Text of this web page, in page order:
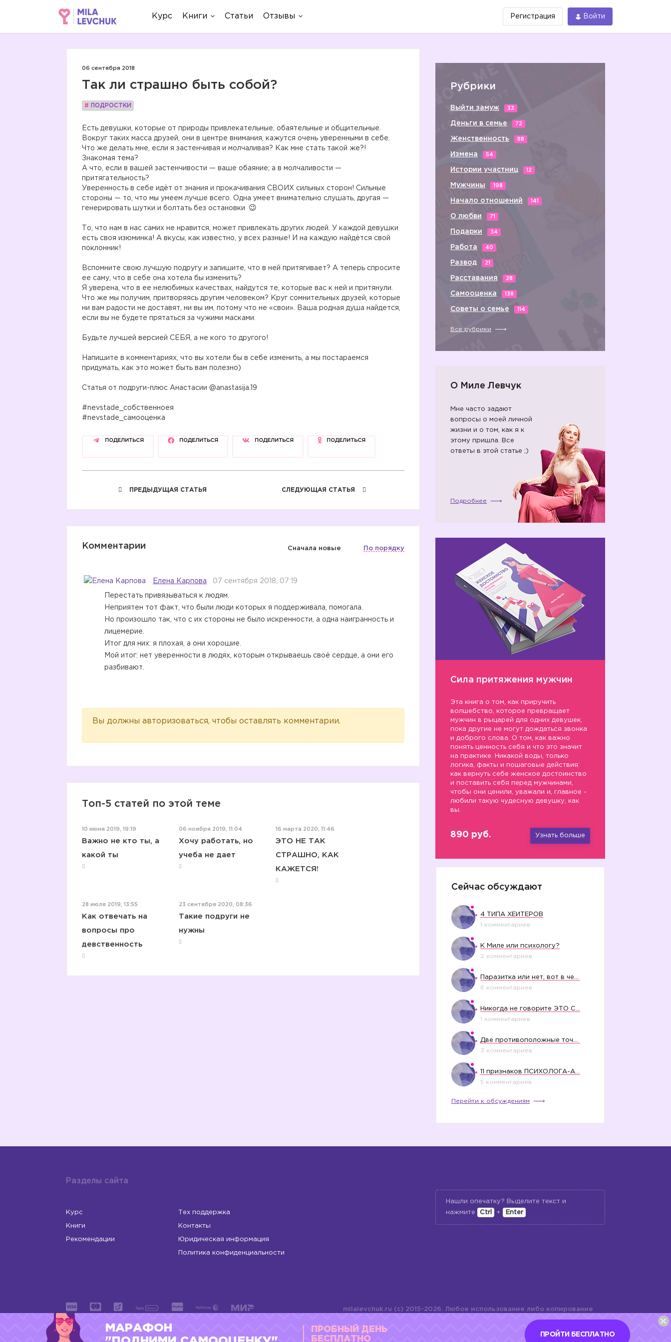
Курс Книги Статьи Отзывы Регистрация Войти
06 сентября 2018
Так ли страшно быть собой?
# ПОДРОСТКИ
Есть девушки, которые от природы привлекательные, обаятельные и общительные.
Вокруг таких масса друзей, они в центре внимания, кажутся очень уверенными в себе.
Что же делать мне, если я застенчивая и молчаливая? Как мне стать такой же?! ⠀
Знакомая тема?
А что, если в вашей застенчивости — ваше обаяние; а в молчаливости —
притягательность?
Уверенность в себе идёт от знания и прокачивания СВОИХ сильных сторон! Сильные
стороны — то, что мы умеем лучше всего. Одна умеет внимательно слушать, другая —
генерировать шутки и болтать без остановки
То, что нам в нас самих не нравится, может привлекать других людей. У каждой девушки
есть своя изюминка! А вкусы, как известно, у всех разные! И на каждую найдётся свой
поклонник!
Вспомните свою лучшую подругу и запишите, что в ней притягивает? А теперь спросите
ее саму, что в себе она хотела бы изменить?
Я уверена, что в ее нелюбимых качествах, найдутся те, которые вас к ней и притянули.
Что же мы получим, притворяясь другим человеком? Круг сомнительных друзей, которые
ни вам радости не доставят, ни вы им, потому что не «свои». Ваша родная душа найдется,
если вы не будете прятаться за чужими масками.
Будьте лучшей версией СЕБЯ, а не кого то другого!
Напишите в комментариях, что вы хотели бы в себе изменить, а мы постараемся
придумать, как это может быть вам полезно)
Статья от подруги-плюс Анастасии @anastasija.19
#nevstade_собственноея
#nevstade_самооценка
ПОДЕЛИТЬСЯ ПОДЕЛИТЬСЯ ПОДЕЛИТЬСЯ ПОДЕЛИТЬСЯ
ПРЕДЫДУЩАЯ СТАТЬЯ СЛЕДУЮЩАЯ СТАТЬЯ
Комментарии Сначала новые По порядку
Елена Карпова 07 сентября 2018, 07:19
Перестать привязываться к людям.
Неприятен тот факт, что были люди которых я поддерживала, помогала.
Но произошло так, что с их стороны не было искренности, а одна наигранность и
лицемерие.
Итог для них: я плохая, а они хорошие.
Мой итог: нет уверенности в людях, которым открываешь своё сердце, а они его
разбивают.
Вы должны авторизоваться, чтобы оставлять комментарии.
Топ-5 статей по этой теме
10 июня 2019, 19:19
Важно не кто ты, а
какой ты
06 ноября 2019, 11:04
Хочу работать, но
учеба не дает
16 марта 2020, 11:46
ЭТО НЕ ТАК
СТРАШНО, КАК
КАЖЕТСЯ!
28 июля 2019, 13:55
Как отвечать на
вопросы про
девственность
23 сентября 2020, 08:36
Такие подруги не
нужны
Рубрики
Выйти замуж 33
Деньги в семье 72
Женственность 88
Измена 54
Истории участниц 12
Мужчины 198
Начало отношений 141
О любви 71
Подарки 34
Работа 40
Развод 21
Расставания 28
Самооценка 138
Советы о семье 114
Все рубрики
О Миле Левчук
Мне часто задают
вопросы о моей личной
жизни и о том, как я к
этому пришла. Все
ответы в этой статье ;)
Подробнее
Сила притяжения мужчин
Эта книга о том, как приручить
волшебство, которое превращает
мужчин в рыцарей для одних девушек,
пока другие не могут дождаться звонка
и доброго слова. О том, как важно
понять ценность себя и что это значит
на практике. Никакой воды, только
логика, факты и пошаговые действия:
как вернуть себе женское достоинство
и поставить себя перед мужчинами,
чтобы они ценили, уважали и, главное -
любили такую чудесную девушку, как
вы.
890 руб. Узнать больше
Сейчас обсуждают
4 ТИПА ХЕЙТЕРОВ
1 комментариев
К Миле или психологу?
2 комментариев
6 комментариев
1 комментариев
3 комментариев
5 комментариев
Перейти к обсуждениям
Разделы сайта
Курс
Книги
Рекомендации
Тех поддержка
Контакты
Юридическая информация
Политика конфиденциальности
Нашли опечатку? Выделите текст и
нажмите
Ctrl + Enter
ИП Левчук Людмила Николаевна
milalevchuk.ru (c) 2015-2026. Любое использование либо копирование
материалов или подборки материалов сайта, элементов дизайна и
оформления допускается лишь с разрешения правообладателя и
МАРАФОН
ПРОБНЫЙ ДЕНЬ
БЕСПЛАТНО
ПРОЙТИ БЕСПЛАТНО